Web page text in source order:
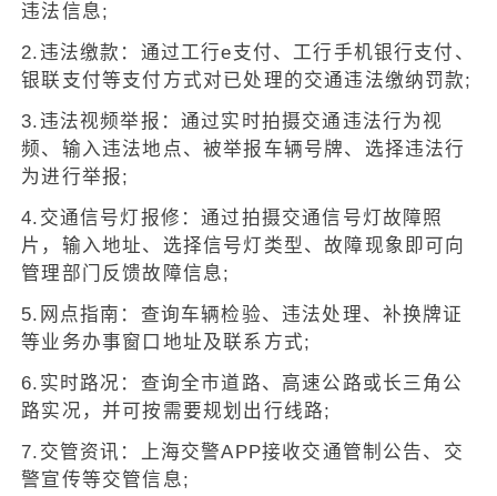
违法信息;
2.违法缴款：通过工行e支付、工行手机银行支付、
银联支付等支付方式对已处理的交通违法缴纳罚款;
3.违法视频举报：通过实时拍摄交通违法行为视
频、输入违法地点、被举报车辆号牌、选择违法行
为进行举报;
4.交通信号灯报修：通过拍摄交通信号灯故障照
片，输入地址、选择信号灯类型、故障现象即可向
管理部门反馈故障信息;
5.网点指南：查询车辆检验、违法处理、补换牌证
等业务办事窗口地址及联系方式;
6.实时路况：查询全市道路、高速公路或长三角公
路实况，并可按需要规划出行线路;
7.交管资讯：上海交警APP接收交通管制公告、交
警宣传等交管信息;